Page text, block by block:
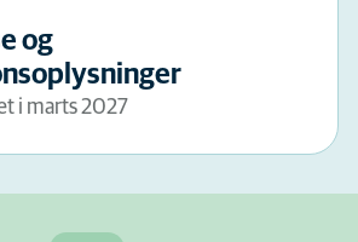
og
i marts 2027